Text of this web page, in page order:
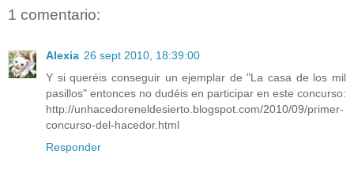
1 comentario:
Alexia 26 sept 2010, 18:39:00
Y si queréis conseguir un ejemplar de "La casa de los mil
pasillos" entonces no dudéis en participar en este concurso:
http://unhacedoreneldesierto.blogspot.com/2010/09/primer-
concurso-del-hacedor.html
Responder